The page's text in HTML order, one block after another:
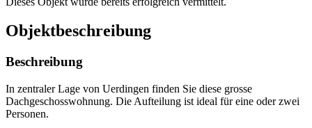
Objekt­beschreibung
Beschreibung
In zentraler Lage von Uerdingen finden Sie diese grosse
Dachgeschosswohnung. Die Aufteilung ist ideal für eine oder zwei
Personen.